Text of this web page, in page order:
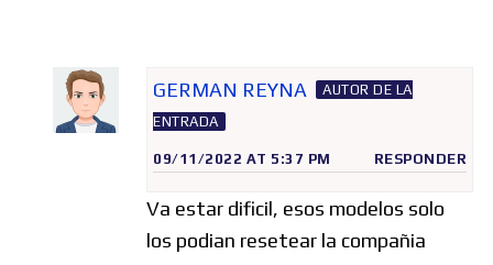
GERMAN REYNA
AUTOR DE LA
ENTRADA
09/11/2022 AT 5:37 PM RESPONDER
Va estar dificil, esos modelos solo
los podian resetear la compañia